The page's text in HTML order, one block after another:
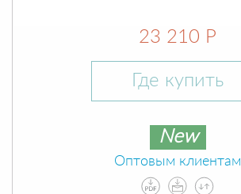
23 210 Р
Где купить
New
Оптовым клиентам